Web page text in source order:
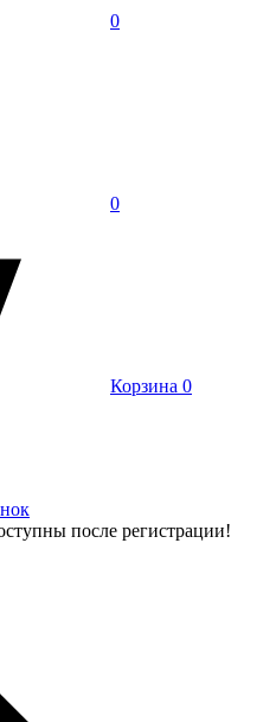
0
0
Корзина 0
после регистрации!